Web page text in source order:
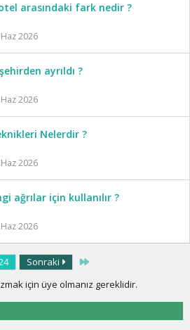
arasındaki fark nedir ?
2026
ayrıldı ?
2026
Nelerdir ?
2026
ağrılar için kullanılır ?
2026
Sonraki
Last
için üye olmanız gereklidir.